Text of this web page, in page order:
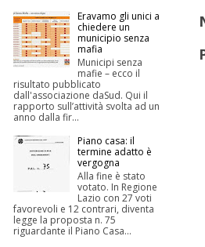
Eravamo gli unici a
chiedere un
municipio senza
mafia
Municipi senza
mafie – ecco il
risultato pubblicato
dall'associazione daSud. Qui il
rapporto sull’attività svolta ad un
anno dalla fir...
Piano casa: il
termine adatto è
vergogna
Alla fine è stato
votato. In Regione
Lazio con 27 voti
favorevoli e 12 contrari, diventa
legge la proposta n. 75
riguardante il Piano Casa...